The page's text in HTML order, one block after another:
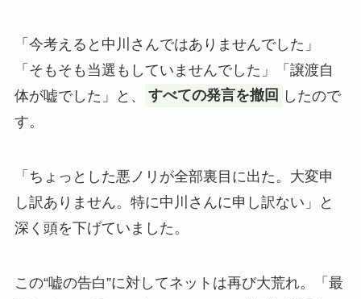
「今考えると中川さんではありませんでした」
「そもそも当選もしていませんでした」「譲渡自
体が嘘でした」と、
すべての発言を撤回 したので
す。
「ちょっとした悪ノリが全部裏目に出た。大変申
し訳ありません。特に中川さんに申し訳ない」と
深く頭を下げていました。
この“嘘の告白”に対してネットは再び大荒れ。「最